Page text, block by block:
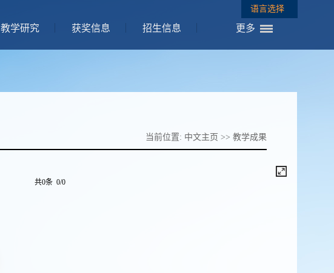
语言选择
教学研究 获奖信息 招生信息 更多
当前位置: 中文主页 >> 教学成果
共0条 0/0